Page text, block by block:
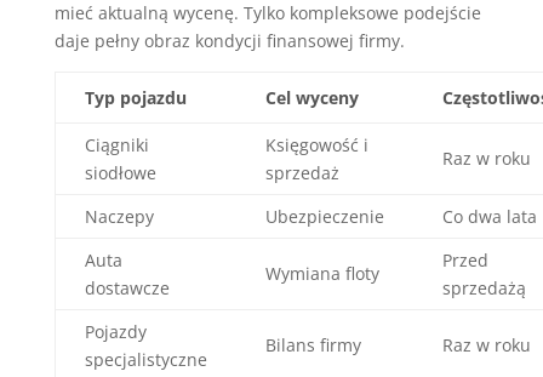
mieć aktualną wycenę. Tylko kompleksowe podejście
daje pełny obraz kondycji finansowej firmy.
Typ pojazdu Cel wyceny
Ciągniki
siodłowe
Księgowość i
sprzedaż
Raz w roku
Naczepy Ubezpieczenie
Co dwa lata
Auta
dostawcze
Wymiana floty
Przed
sprzedażą
Pojazdy
specjalistyczne
Bilans firmy Raz w roku